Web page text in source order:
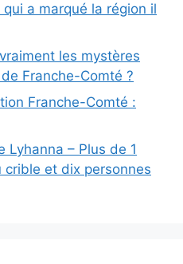
a marqué la région il
les mystères
Franche-Comté ?
Franche-Comté :
Lyhanna – Plus de 1
crible et dix personnes